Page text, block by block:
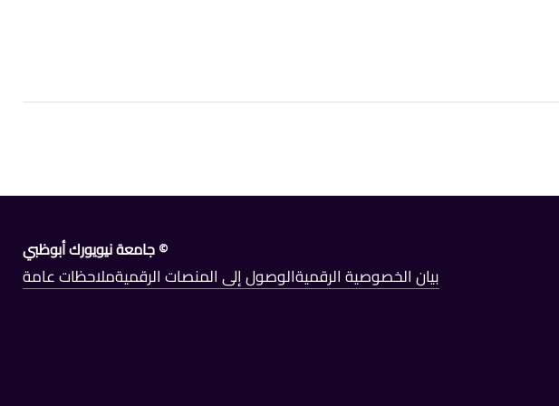
© جامعة نيويورك أبوظبي
بيان الخصوصية الرقميةالوصول إلى المنصات الرقميةملاحظات عامة